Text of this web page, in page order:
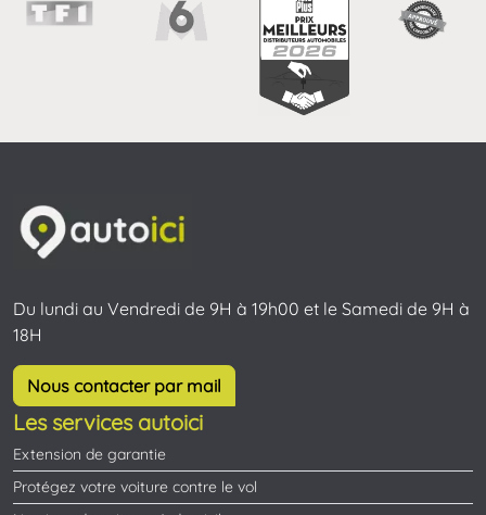
Du lundi au Vendredi de 9H à 19h00 et le Samedi de 9H à
18H
Nous contacter par mail
Les services autoici
Extension de garantie
Protégez votre voiture contre le vol